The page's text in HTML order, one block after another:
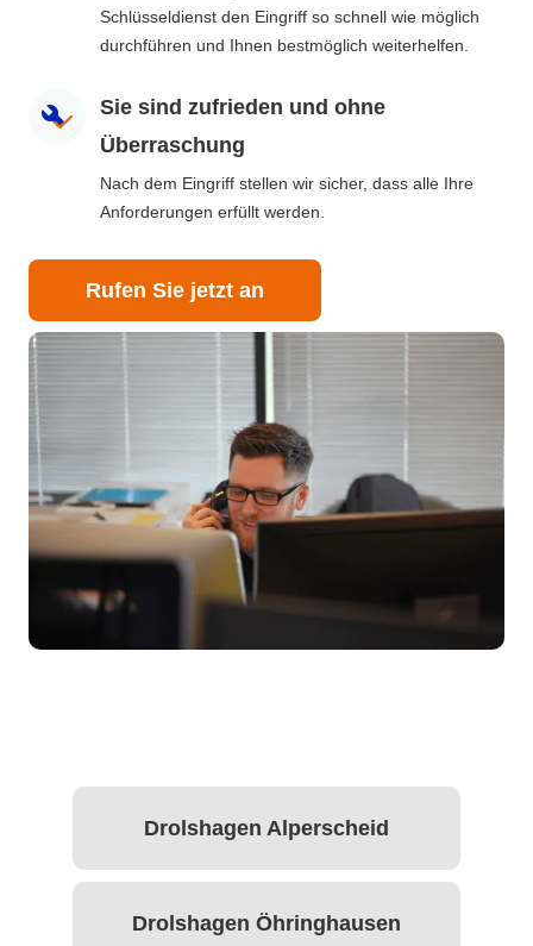
Schlüsseldienst den Eingriff so schnell wie möglich
durchführen und Ihnen bestmöglich weiterhelfen.
Sie sind zufrieden und ohne
Überraschung
Nach dem Eingriff stellen wir sicher, dass alle Ihre
Anforderungen erfüllt werden.
Rufen Sie jetzt an
Drolshagen Alperscheid
Drolshagen Öhringhausen